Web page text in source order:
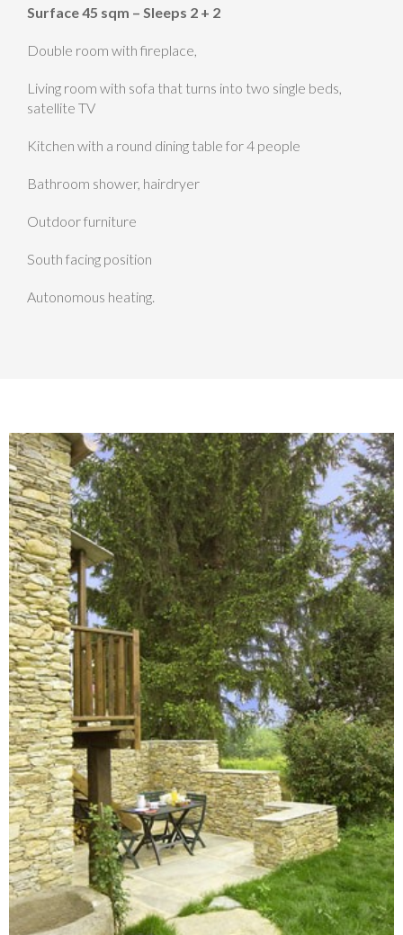
Surface 45 sqm – Sleeps 2 + 2
Double room with fireplace,
Living room with sofa that turns into two single beds,
satellite TV
Kitchen with a round dining table for 4 people
Bathroom shower, hairdryer
Outdoor furniture
South facing position
Autonomous heating.